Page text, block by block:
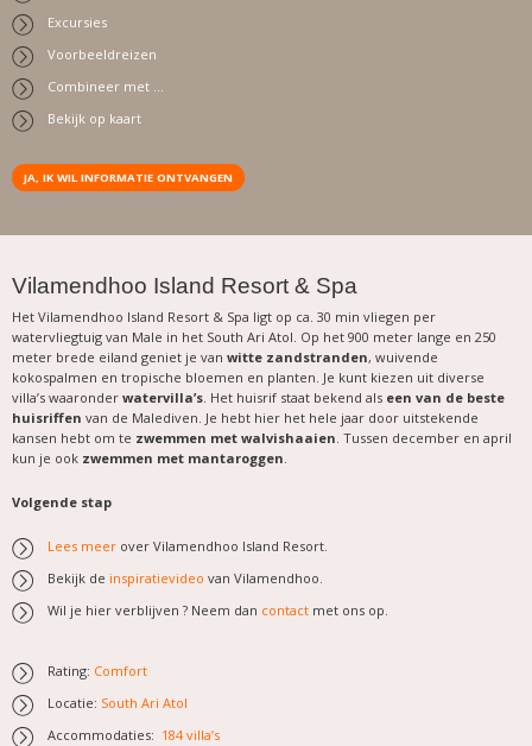
Excursies
Voorbeeldreizen
Combineer met …
Bekijk op kaart
JA, IK WIL INFORMATIE ONTVANGEN
Vilamendhoo Island Resort & Spa
Het Vilamendhoo Island Resort & Spa ligt op ca. 30 min vliegen per
watervliegtuig van Male in het South Ari Atol. Op het 900 meter lange en 250
meter brede eiland geniet je van witte zandstranden, wuivende
kokospalmen en tropische bloemen en planten. Je kunt kiezen uit diverse
villa’s waaronder watervilla’s . Het huisrif staat bekend als een van de beste
huisriffen van de Malediven. Je hebt hier het hele jaar door uitstekende
kansen hebt om te zwemmen met walvishaaien . Tussen december en april
kun je ook zwemmen met mantaroggen
Volgende stap
Lees meer over Vilamendhoo Island Resort.
Bekijk de inspiratievideo van Vilamendhoo.
Wil je hier verblijven ? Neem dan contact met ons op.
Rating: Comfort
Locatie: South Ari Atol
Accommodaties: 184 villa’s